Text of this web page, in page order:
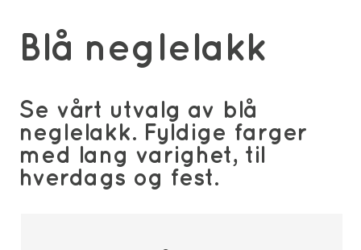
Blå neglelakk
Se vårt utvalg av blå
neglelakk. Fyldige farger
med lang varighet, til
hverdags og fest.